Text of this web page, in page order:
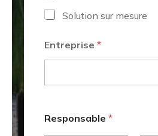
Solution sur mesure
u
*
Entreprise*
Responsable*